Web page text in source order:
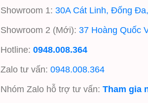
Showroom 1: 30A Cát Linh, Đống
Showroom 2 (Mới): 37 Hoàng Quốc
Hotline: 0948.008.364
Zalo tư vấn: 0948.008.364
Nhóm Zalo hỗ trợ tư vấn: Tham gia